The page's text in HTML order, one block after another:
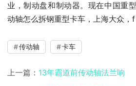
业，制动盘和制动器。现在中国重
动轴怎么拆钢重型卡车，上海大众，f
传动轴 卡车
上一篇： 13年霸道前传动轴法兰响